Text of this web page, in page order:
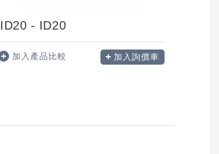
ID20 - ID20
加入產品比較 加入詢價車